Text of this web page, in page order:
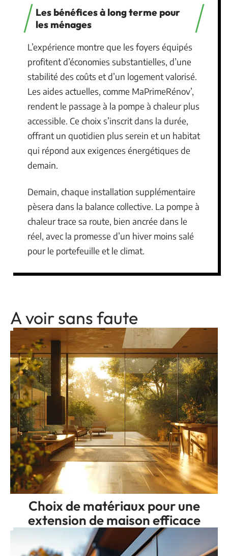
Les bénéfices à long terme pour
les ménages
L’expérience montre que les foyers équipés
profitent d’économies substantielles, d’une
stabilité des coûts et d’un logement valorisé.
Les aides actuelles, comme MaPrimeRénov’,
rendent le passage à la pompe à chaleur plus
accessible. Ce choix s’inscrit dans la durée,
offrant un quotidien plus serein et un habitat
qui répond aux exigences énergétiques de
demain.
Demain, chaque installation supplémentaire
pèsera dans la balance collective. La pompe à
chaleur trace sa route, bien ancrée dans le
réel, avec la promesse d’un hiver moins salé
pour le portefeuille et le climat.
A voir sans faute
Choix de matériaux pour une
extension de maison efficace